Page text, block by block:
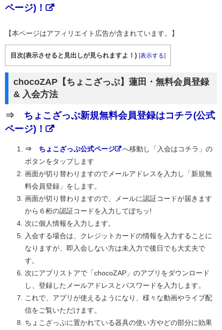
ページ)！
【本ページはアフィリエイト広告が含まれています。】
目次(表示させると見出しが見られますよ！) [表示する]
chocoZAP【ちょこざっぷ】蓮田・無料会員登録
& 入会方法
⇒ ちょこざっぷ新規無料会員登録はコチラ(公式
ページ)！
⇒ ちょこざっぷ公式ページ
へ移動し「入会はコチラ」の
ボタンをタップします
画面が切り替わりますのでメールアドレスを入力し「新規無
料会員登録」をします。
画面が切り替わりますので、メールに認証コードが届きます
から６桁の認証コードを入力してぽちッ!
次に個人情報を入力します。
入会する場合は、クレジットカードの情報を入力することに
なりますが、即入会しない方は未入力で後日でも大丈夫で
す。
次にアプリストアで「chocoZAP」のアプリをダウンロード
し、登録したメールアドレスとパスワードを入力します。
これで、アプリが使えるようになり、様々な動画やライブ配
信をご覧いただけます。
ちょこざっぷに置かれている器具の使い方やどの部分に効果